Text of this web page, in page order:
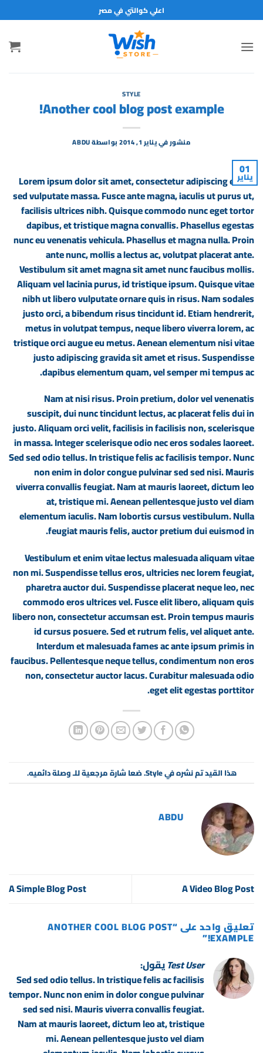
للمحتوى
اعلي كوالتي في مصر
STYLE
Another cool blog post example!
منشور فييناير 1, 2014 بواسطةABDU
01
يناير
Lorem ipsum dolor sit amet, consectetur adipiscing elit. In
sed vulputate massa. Fusce ante magna, iaculis ut purus ut,
facilisis ultrices nibh. Quisque commodo nunc eget tortor
dapibus, et tristique magna convallis. Phasellus egestas
nunc eu venenatis vehicula. Phasellus et magna nulla. Proin
ante nunc, mollis a lectus ac, volutpat placerat ante.
Vestibulum sit amet magna sit amet nunc faucibus mollis.
Aliquam vel lacinia purus, id tristique ipsum. Quisque vitae
nibh ut libero vulputate ornare quis in risus. Nam sodales
justo orci, a bibendum risus tincidunt id. Etiam hendrerit,
metus in volutpat tempus, neque libero viverra lorem, ac
tristique orci augue eu metus. Aenean elementum nisi vitae
justo adipiscing gravida sit amet et risus. Suspendisse
dapibus elementum quam, vel semper mi tempus ac.
Nam at nisi risus. Proin pretium, dolor vel venenatis
suscipit, dui nunc tincidunt lectus, ac placerat felis dui in
justo. Aliquam orci velit, facilisis in facilisis non, scelerisque
in massa. Integer scelerisque odio nec eros sodales laoreet.
Sed sed odio tellus. In tristique felis ac facilisis tempor. Nunc
non enim in dolor congue pulvinar sed sed nisi. Mauris
viverra convallis feugiat. Nam at mauris laoreet, dictum leo
at, tristique mi. Aenean pellentesque justo vel diam
elementum iaculis. Nam lobortis cursus vestibulum. Nulla
feugiat mauris felis, auctor pretium dui euismod in.
Vestibulum et enim vitae lectus malesuada aliquam vitae
non mi. Suspendisse tellus eros, ultricies nec lorem feugiat,
pharetra auctor dui. Suspendisse placerat neque leo, nec
commodo eros ultrices vel. Fusce elit libero, aliquam quis
libero non, consectetur accumsan est. Proin tempus mauris
id cursus posuere. Sed et rutrum felis, vel aliquet ante.
Interdum et malesuada fames ac ante ipsum primis in
faucibus. Pellentesque neque tellus, condimentum non eros
non, consectetur auctor lacus. Curabitur malesuada odio
eget elit egestas porttitor.
هذا القيد تم نشره فيStyle. ضعا شارة مرجعية للـوصلة دائميه.
ABDU
A Video Blog Post
A Simple Blog Post
تعليق واحد على “ANOTHER COOL BLOG POST
EXAMPLE!
”
Test Userيقول:
Sed sed odio tellus. In tristique felis ac facilisis
tempor. Nunc non enim in dolor congue pulvinar
sed sed nisi. Mauris viverra convallis feugiat.
Nam at mauris laoreet, dictum leo at, tristique
mi. Aenean pellentesque justo vel diam